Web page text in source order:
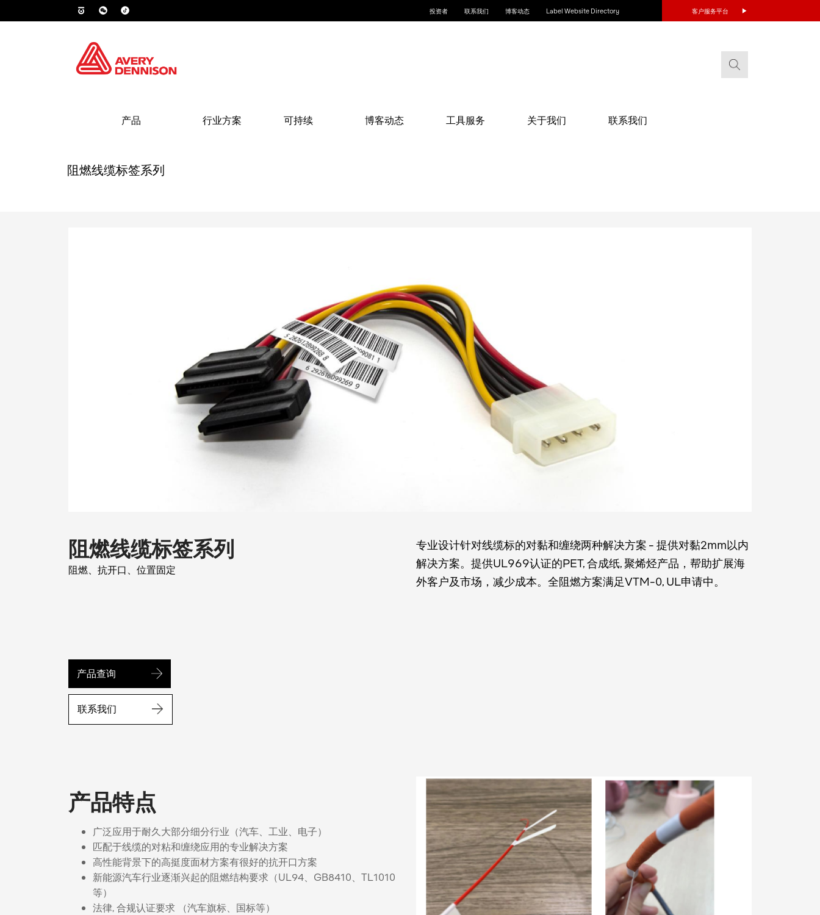
投资者 联系我们 博客动态 Label Website Directory 客户服务平台
产品 行业方案 可持续 博客动态 工具服务 关于我们 联系我们
阻燃线缆标签系列
阻燃线缆标签系列
阻燃、抗开口、位置固定
专业设计针对线缆标的对黏和缠绕两种解决方案 - 提供对黏2mm以内
解决方案。 提供UL969认证的PET, 合成纸, 聚烯烃产品，帮助扩展海
外客户及市场，减少成本。全阻燃方案满足VTM-0, UL申请中。
产品查询
联系我们
产品特点
广泛应用于耐久大部分细分行业（汽车、工业、电子）
匹配于线缆的对粘和缠绕应用的专业解决方案
高性能背景下的高挺度面材方案有很好的抗开口方案
新能源汽车行业逐渐兴起的阻燃结构要求（UL94、GB8410、TL1010
等）
法律, 合规认证要求 （汽车旗标、国标等）